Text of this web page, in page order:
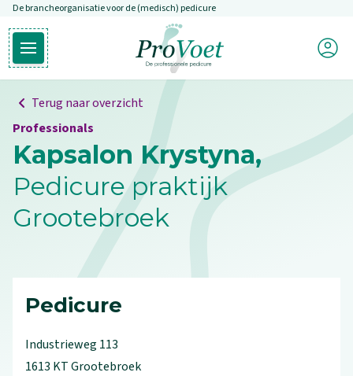
Overslaan en naar de inhoud gaan
De brancheorganisatie voor de (medisch) pedicure
Open hoofdmenu
Ga naar de homepagina
Mijn
Terug naar overzicht
Professionals
Kapsalon Krystyna,
Pedicure praktijk
Grootebroek
Pedicure
Industrieweg 113
1613 KTGrootebroek